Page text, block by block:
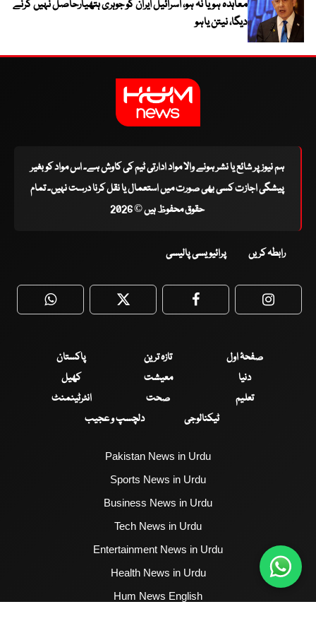
معاہدہ ہو یا نہ ہو، اسرائیل ایران کو جوہری ہتھیارحاصل نہیں کرنے
دیگا، نیتن یاہو
ہم نیوز پر شائع یا نشر ہونے والا مواد ادارتی ٹیم کی کاوش ہے۔ اس مواد کو بغیر
پیشگی اجازت کسی بھی صورت میں استعمال یا نقل کرنا درست نہیں۔ تمام
حقوق محفوظ ہیں © 2026
رابطہ کریں پرائیویسی پالیسی
WhatsApp Twitter Facebook
صفحۂ اول تازہ ترین
پاکستان
دنیا
معیشت
کھیل
تعلیم
صحت
انٹرٹینمنٹ
ٹیکنالوجی
دلچسپ و عجیب
Pakistan News in Urdu
Sports News in Urdu
Business News in Urdu
Tech News in Urdu
Entertainment News in Urdu
Health News in Urdu
Hum News English